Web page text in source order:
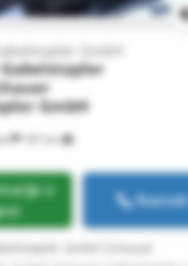
187 km
GmbH
GmbH
Nazvati
GmbH Schauer